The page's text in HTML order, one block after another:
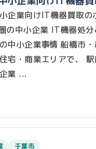
企業向けIT機器買取の
中小企業 IT機器処分
中小企業事情 船橋市
宅・商業エリアで、
業 ...
千葉市